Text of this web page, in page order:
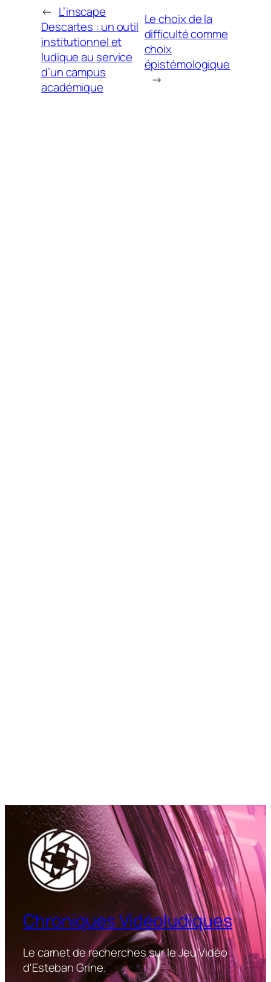
← L’inscape
Descartes : un outil
institutionnel et
ludique au service
d’un campus
académique
Le choix de la
difficulté comme
choix
épistémologique
→
Chroniques Vidéoludiques
Le carnet de recherches sur le Jeu Vidéo
d'Esteban Grine.